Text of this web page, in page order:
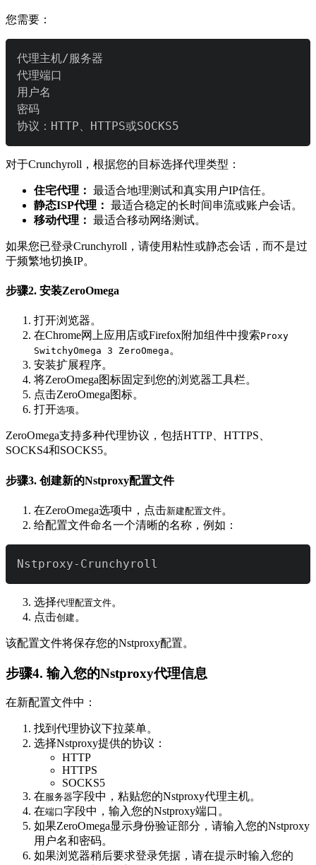
您需要：
协议：HTTP、HTTPS或SOCKS5
对于Crunchyroll，根据您的目标选择代理类型：
住宅代理： 最适合地理测试和真实用户IP信任。
静态ISP代理： 最适合稳定的长时间串流或账户会话。
移动代理： 最适合移动网络测试。
如果您已登录Crunchyroll，请使用粘性或静态会话，而不是过
于频繁地切换IP。
步骤2. 安装ZeroOmega
打开浏览器。
在Chrome网上应用店或Firefox附加组件中搜索Proxy
SwitchyOmega 3 ZeroOmega 。
安装扩展程序。
将ZeroOmega图标固定到您的浏览器工具栏。
点击ZeroOmega图标。
打开选项 。
ZeroOmega支持多种代理协议，包括HTTP、HTTPS、
SOCKS4和SOCKS5。
步骤3. 创建新的Nstproxy配置文件
在ZeroOmega选项中，点击新建配置文件。
给配置文件命名一个清晰的名称，例如：
Nstproxy-Crunchyroll
选择代理配置文件。
点击创建 。
该配置文件将保存您的Nstproxy配置。
步骤4. 输入您的Nstproxy代理信息
在新配置文件中：
找到代理协议下拉菜单。
选择Nstproxy提供的协议：
HTTP
HTTPS
SOCKS5
在服务器字段中，粘贴您的Nstproxy代理主机。
在端口字段中，输入您的Nstproxy端口。
如果ZeroOmega显示身份验证部分，请输入您的Nstproxy
用户名和密码。
如果浏览器稍后要求登录凭据，请在提示时输入您的